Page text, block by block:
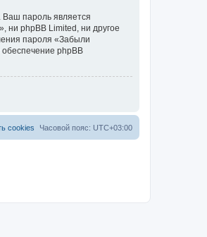
Ваш пароль является
ни phpBB Limited, ни другое
пароля «Забыли
phpBB
Часовой пояс: UTC+03:00
cookies